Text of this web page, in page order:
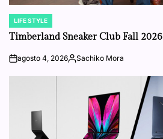
POSTED
IN
LIFE STYLE
Timberland Sneaker Club Fall 2026
onagosto 4, 2026Posted
Sachiko Mora